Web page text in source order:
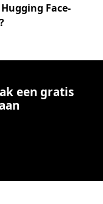
Face-
een gratis